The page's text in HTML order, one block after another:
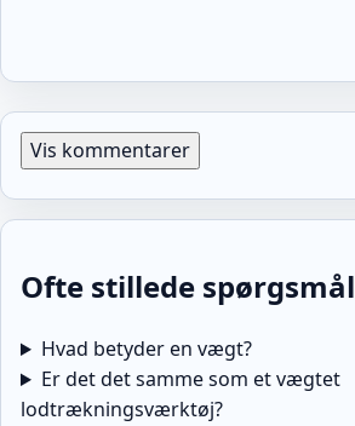
Vis kommentarer
Ofte stillede spørgsmål
Hvad betyder en vægt?
Er det det samme som et vægtet
lodtrækningsværktøj?